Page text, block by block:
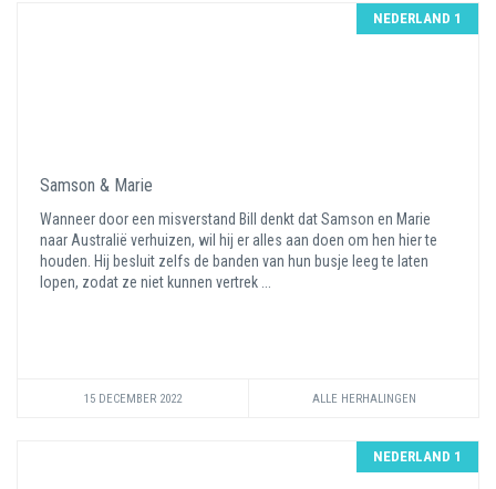
NEDERLAND 1
Samson & Marie
Wanneer door een misverstand Bill denkt dat Samson en Marie
naar Australië verhuizen, wil hij er alles aan doen om hen hier te
houden. Hij besluit zelfs de banden van hun busje leeg te laten
lopen, zodat ze niet kunnen vertrek ...
15 DECEMBER 2022 ALLE HERHALINGEN
NEDERLAND 1